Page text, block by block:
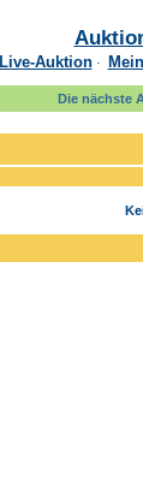
Live-Auktion·
Die nächste